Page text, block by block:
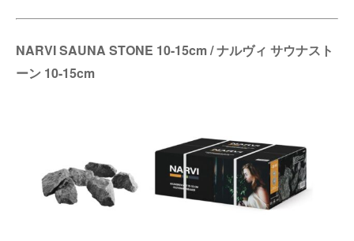
NARVI SAUNA STONE 10-15cm / ナルヴィ サウナスト
ーン 10-15cm